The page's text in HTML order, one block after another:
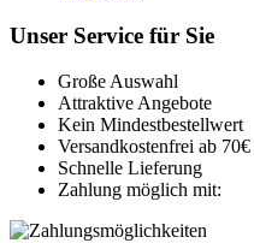
Unser Service für Sie
Große Auswahl
Attraktive Angebote
Kein Mindestbestellwert
Versandkostenfrei ab
Schnelle Lieferung
Zahlung möglich mit: